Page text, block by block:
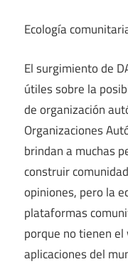
Ecología
El surgimiento de
útiles sobre la
de organización
Organizaciones
brindan a muchas
construir
opiniones, pero la
plataformas
porque no tienen
aplicaciones del